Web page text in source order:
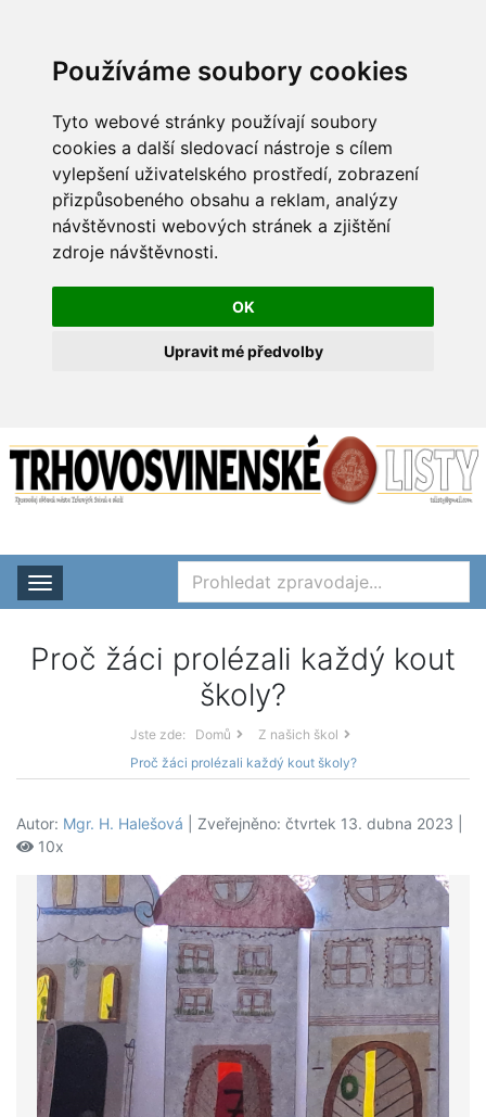
Používáme soubory cookies
Tyto webové stránky používají soubory
cookies a další sledovací nástroje s cílem
vylepšení uživatelského prostředí, zobrazení
přizpůsobeného obsahu a reklam, analýzy
návštěvnosti webových stránek a zjištění
zdroje návštěvnosti.
OK
Upravit mé předvolby
Rozbalit nabídku
Proč žáci prolézali každý kout
školy?
Jste zde: Domů
Z našich škol
Proč žáci prolézali každý kout školy?
Autor: Mgr. H. Halešová | Zveřejněno: čtvrtek 13. dubna 2023 |
10x